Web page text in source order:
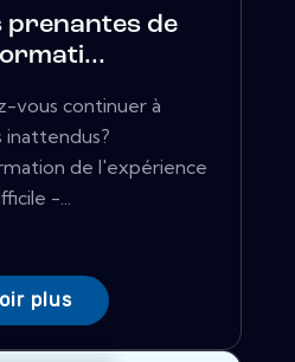
prenantes de
vous continuer à
inattendus?
de l'expérience
-...
plus